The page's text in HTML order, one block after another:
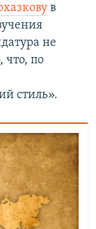
в
не
что, по
стиль».